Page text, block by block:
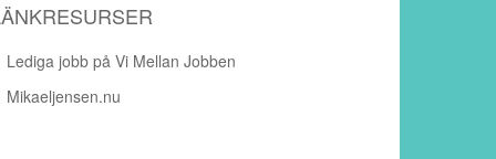
Lediga jobb på Vi Mellan Jobben
Mikaeljensen.nu